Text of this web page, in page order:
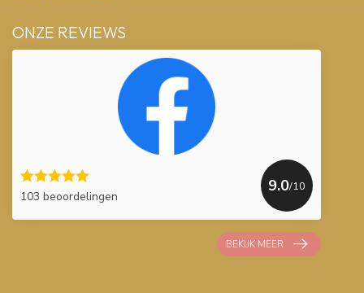
ONZE REVIEWS
103 beoordelingen
9.0/10
BEKIJK MEER